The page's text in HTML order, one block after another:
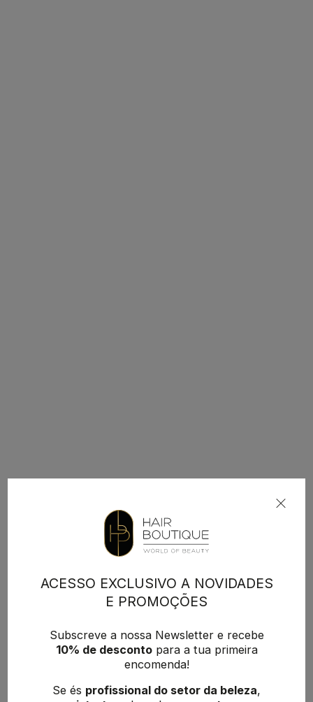
ACESSO EXCLUSIVO A NOVIDADES
E PROMOÇÕES
Subscreve a nossa Newsletter e recebe
10% de descontopara a tua primeira
encomenda!
Se és profissional do setor da beleza,